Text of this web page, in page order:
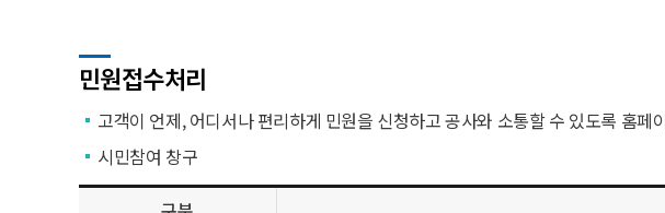
민원접수처리
고객이 언제, 어디서나 편리하게 민원을 신청하고 공사와 소통할 수 있도록 홈
시민참여 창구